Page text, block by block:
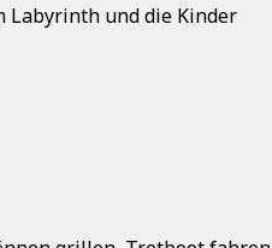
Labyrinth und die Kinder